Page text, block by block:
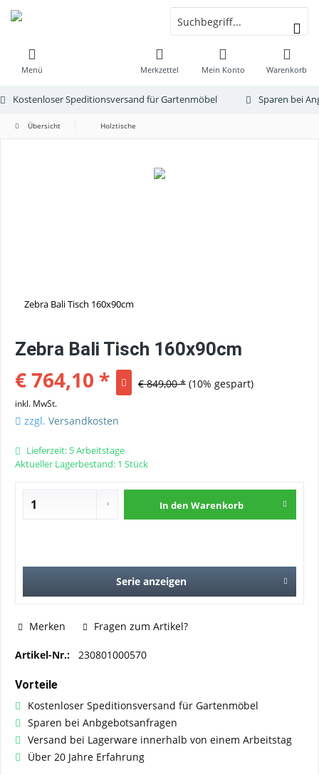
Menü Warenkorb
Merkzettel Mein Konto
Kostenloser Speditionsversand für Gartenmöbel Sparen bei
Übersicht Holztische
Zebra Bali Tisch 160x90cm
Zebra Bali Tisch 160x90cm
€ 764,10 * € 849,00 * (10% gespart)
inkl. MwSt.
zzgl. Versandkosten
Lieferzeit: 5 Arbeitstage
Aktueller Lagerbestand: 1 Stück
In den Warenkorb
Serie anzeigen
Merken Fragen zum Artikel?
Artikel-Nr.: 230801000570
Vorteile
Kostenloser Speditionsversand für Gartenmöbel
Sparen bei Anbgebotsanfragen
Versand bei Lagerware innerhalb von einem Arbeitstag
Über 20 Jahre Erfahrung